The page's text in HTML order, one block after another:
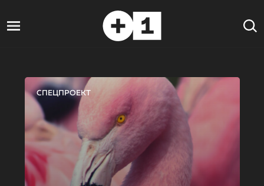
СПЕЦПРОЕКТ